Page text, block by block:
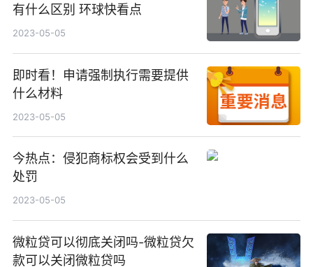
有什么区别 环球快看点
2023-05-05
即时看！申请强制执行需要提供
什么材料
2023-05-05
今热点：侵犯商标权会受到什么
处罚
2023-05-05
微粒贷可以彻底关闭吗-微粒贷欠
款可以关闭微粒贷吗